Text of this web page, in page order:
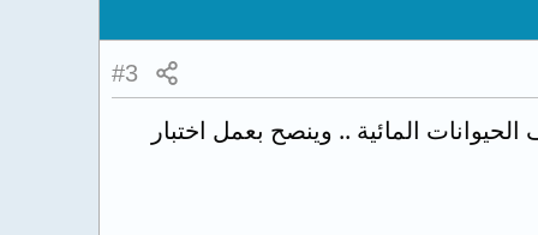
#3
المائية .. وينصح بعمل اختبار